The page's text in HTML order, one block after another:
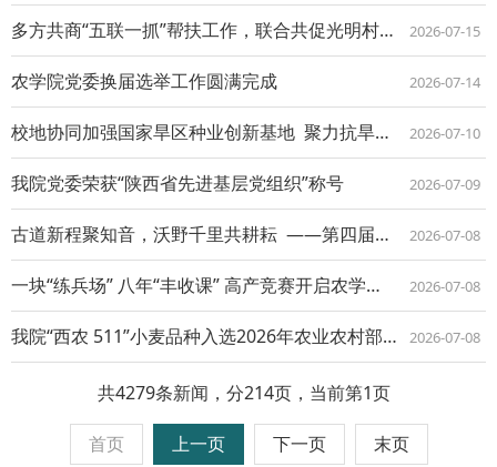
多方共商“五联一抓”帮扶工作，联合共促光明村乡村振兴 2026-07-15
农学院党委换届选举工作圆满完成 2026-07-14
校地协同加强国家旱区种业创新基地 聚力抗旱耐寒农作物育种攻关与示范推广 2026-07-10
我院党委荣获“陕西省先进基层党组织”称号 2026-07-09
古道新程聚知音，沃野千里共耕耘 ——第四届中白俄农业科技创新合作论坛在西安举办 2026-07-08
一块“练兵场” 八年“丰收课” 高产竞赛开启农学生“职业生涯第一课” 2026-07-08
我院“西农 511”小麦品种入选2026年农业农村部主导品种主推技术 2026-07-08
共4279条新闻，分214页，当前第1页
首页 上一页 下一页 末页